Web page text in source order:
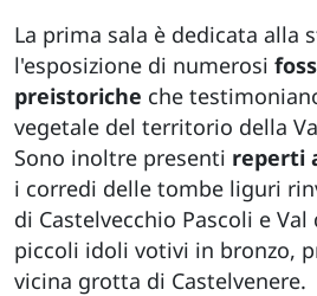
La prima sala è dedicata alla
l'esposizione di numerosi
preistoriche che
vegetale del territorio della
Sono inoltre presenti reperti
i corredi delle tombe liguri
di Castelvecchio Pascoli e
piccoli idoli votivi in bronzo,
vicina grotta di Castelvenere.